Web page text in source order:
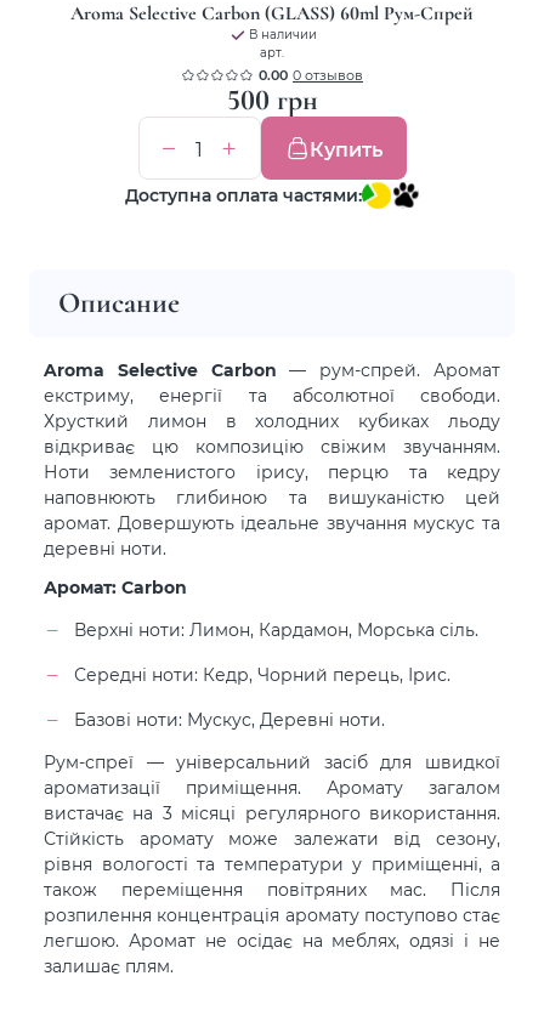
Aroma Selective Carbon (GLASS) 60ml Рум-Спрей
В наличии
арт.
0.00 0 отзывов
500 грн
Купить
Доступна оплата частями:
Описание
Aroma Selective Carbon — рум-спрей. Аромат
екстриму, енергії та абсолютної свободи.
Хрусткий лимон в холодних кубиках льоду
відкриває цю композицію свіжим звучанням.
Ноти земленистого ірису, перцю та кедру
наповнюють глибиною та вишуканістю цей
аромат. Довершують ідеальне звучання мускус та
деревні ноти.
Аромат: Carbon
Верхні ноти: Лимон, Кардамон, Морська сіль.
Середні ноти: Кедр, Чорний перець, Ірис.
Базові ноти: Мускус, Деревні ноти.
Рум-спреї — універсальний засіб для швидкої
ароматизації приміщення. Аромату загалом
вистачає на 3 місяці регулярного використання.
Стійкість аромату може залежати від сезону,
рівня вологості та температури у приміщенні, а
також переміщення повітряних мас. Після
розпилення концентрація аромату поступово стає
легшою. Аромат не осідає на меблях, одязі і не
залишає плям.